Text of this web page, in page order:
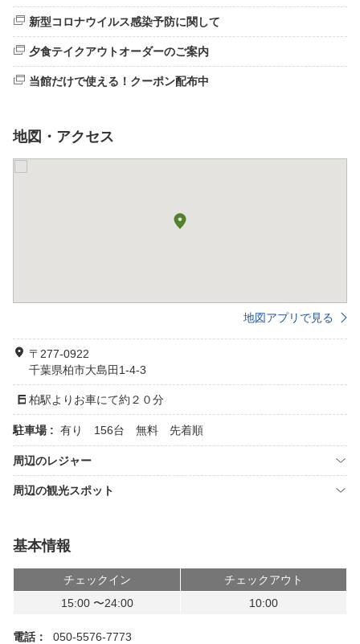
新型コロナウイルス感染予防に関して
夕食テイクアウトオーダーのご案内
当館だけで使える！クーポン配布中
地図・アクセス
地図アプリで見る
〒277-0922
千葉県柏市大島田1-4-3
柏駅よりお車にて約２０分
駐車場 : 有り 156台 無料 先着順
周辺のレジャー
周辺の観光スポット
基本情報
チェックイン
チェックアウト
15:00 〜24:00
10:00
電話：
050-5576-7773